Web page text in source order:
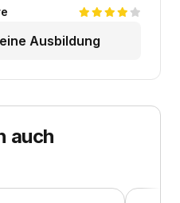
Ausbildung
auch